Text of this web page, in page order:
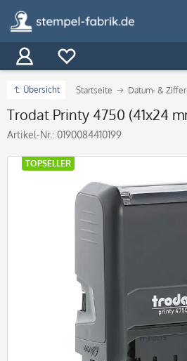
Übersicht Startseite Datum- &
Trodat Printy 4750 (41x24
Artikel-Nr.: 0190084410199
TOPSELLER